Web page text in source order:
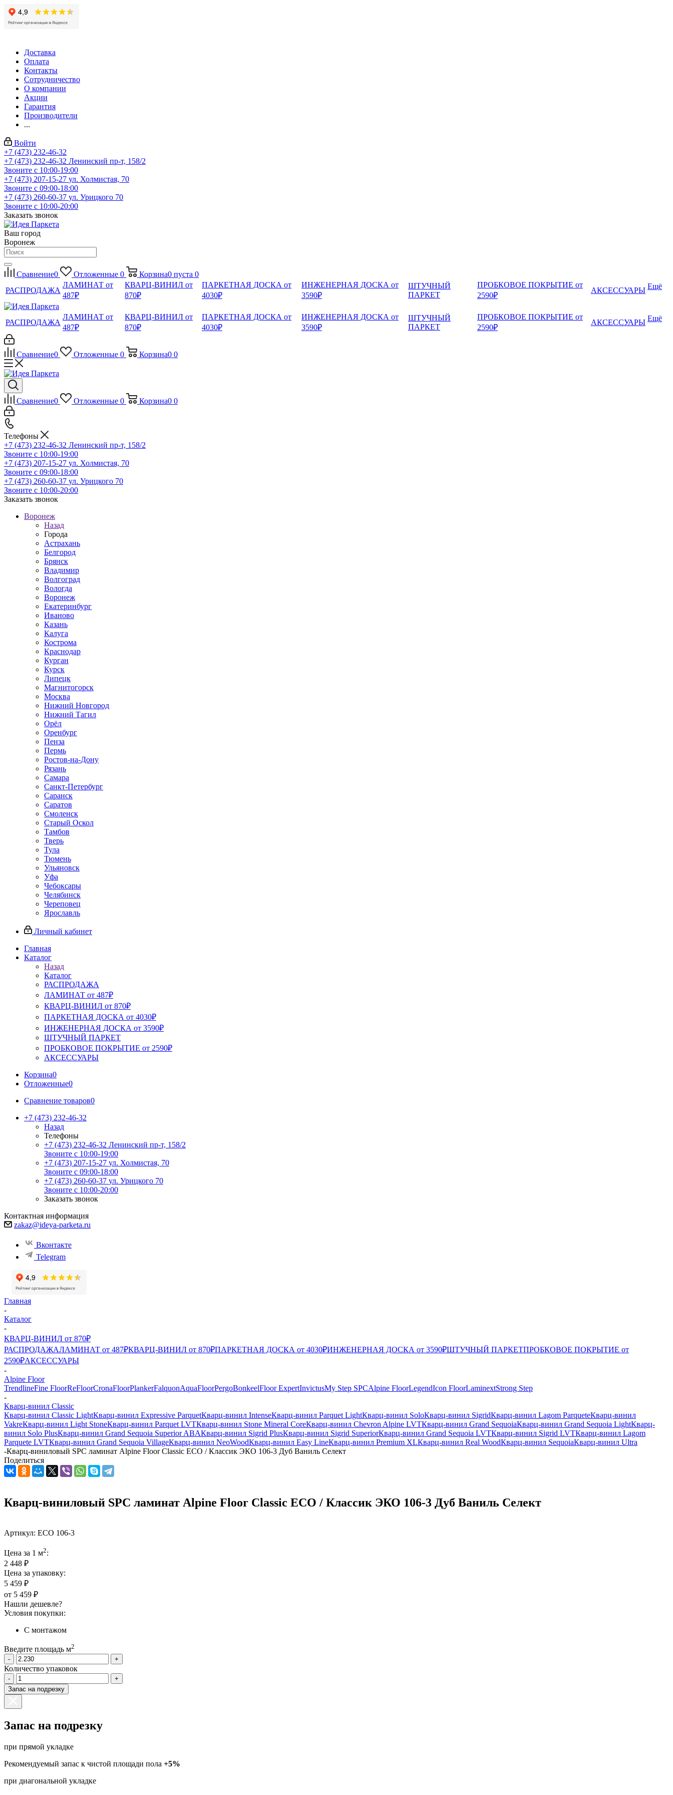
Доставка
Оплата
Контакты
Сотрудничество
О компании
Акции
Гарантия
Производители
...
Войти
+7 (473) 232-46-32
+7 (473) 232-46-32 Ленинский пр-т, 158/2
Звоните с 10:00-19:00
+7 (473) 207-15-27 ул. Холмистая, 70
Звоните с 09:00-18:00
+7 (473) 260-60-37 ул. Урицкого 70
Звоните с 10:00-20:00
Заказать звонок
Ваш город
Воронеж
Сравнение0 Отложенные 0 Корзина0 пуста 0
РАСПРОДАЖА
ЛАМИНАТ от
487₽
КВАРЦ-ВИНИЛ от
870₽
ПАРКЕТНАЯ ДОСКА от
4030₽
ИНЖЕНЕРНАЯ ДОСКА от
3590₽
ШТУЧНЫЙ
ПАРКЕТ
ПРОБКОВОЕ ПОКРЫТИЕ от
2590₽
АКСЕССУАРЫ Ещё
РАСПРОДАЖА
ЛАМИНАТ от
487₽
КВАРЦ-ВИНИЛ от
870₽
ПАРКЕТНАЯ ДОСКА от
4030₽
ИНЖЕНЕРНАЯ ДОСКА от
3590₽
ШТУЧНЫЙ
ПАРКЕТ
ПРОБКОВОЕ ПОКРЫТИЕ от
2590₽
АКСЕССУАРЫ Ещё
Сравнение0 Отложенные 0 Корзина0 0
Сравнение0 Отложенные 0 Корзина0 0
Телефоны
+7 (473) 232-46-32 Ленинский пр-т, 158/2
Звоните с 10:00-19:00
+7 (473) 207-15-27 ул. Холмистая, 70
Звоните с 09:00-18:00
+7 (473) 260-60-37 ул. Урицкого 70
Звоните с 10:00-20:00
Заказать звонок
Воронеж
Назад
Города
Астрахань
Белгород
Брянск
Владимир
Волгоград
Вологда
Воронеж
Екатеринбург
Иваново
Казань
Калуга
Кострома
Краснодар
Курган
Курск
Липецк
Магнитогорск
Москва
Нижний Новгород
Нижний Тагил
Орёл
Оренбург
Пенза
Пермь
Ростов‑на‑Дону
Рязань
Самара
Санкт‑Петербург
Саранск
Саратов
Смоленск
Старый Оскол
Тамбов
Тверь
Тула
Тюмень
Ульяновск
Уфа
Чебоксары
Челябинск
Череповец
Ярославль
Личный кабинет
Главная
Каталог
Назад
Каталог
РАСПРОДАЖА
ЛАМИНАТ от 487₽
КВАРЦ-ВИНИЛ от 870₽
ПАРКЕТНАЯ ДОСКА от 4030₽
ИНЖЕНЕРНАЯ ДОСКА от 3590₽
ШТУЧНЫЙ ПАРКЕТ
ПРОБКОВОЕ ПОКРЫТИЕ от 2590₽
АКСЕССУАРЫ
Корзина0
Отложенные0
Сравнение товаров0
+7 (473) 232-46-32
Назад
Телефоны
+7 (473) 232-46-32 Ленинский пр-т, 158/2
Звоните с 10:00-19:00
+7 (473) 207-15-27 ул. Холмистая, 70
Звоните с 09:00-18:00
+7 (473) 260-60-37 ул. Урицкого 70
Звоните с 10:00-20:00
Заказать звонок
Контактная информация
zakaz@ideya-parketa.ru
Вконтакте
Telegram
Главная
-
Каталог
-
КВАРЦ-ВИНИЛ от 870₽
РАСПРОДАЖАЛАМИНАТ от 487₽КВАРЦ-ВИНИЛ от 870₽ПАРКЕТНАЯ ДОСКА от 4030₽ИНЖЕНЕРНАЯ ДОСКА от 3590₽ШТУЧНЫЙ ПАРКЕТПРОБКОВОЕ ПОКРЫТИЕ от
2590₽АКСЕССУАРЫ
-
Alpine Floor
TrendlineFine FloorReFloorCronaFloorPlankerFalquonAquaFloorPergoBonkeelFloor ExpertInvictusMy Step SPCAlpine FloorLegendIcon FloorLaminextStrong Step
-
Кварц-винил Classic
Кварц-винил Classic LightКварц-винил Expressive ParquetКварц-винил IntenseКварц-винил Parquet LightКварц-винил SoloКварц-винил SigridКварц-винил Lagom ParqueteКварц-винил
VakreКварц-винил Light StoneКварц-винил Parquet LVTКварц-винил Stone Mineral CoreКварц-винил Chevron Alpine LVTКварц-винил Grand SequoiaКварц-винил Grand Sequoia LightКварц-
винил Solo PlusКварц-винил Grand Sequoia Superior ABAКварц-винил Sigrid PlusКварц-винил Sigrid SuperiorКварц-винил Grand Sequoia LVTКварц-винил Sigrid LVTКварц-винил Lagom
Parquete LVTКварц-винил Grand Sequoia VillageКварц-винил NeoWoodКварц-винил Easy LineКварц-винил Premium XLКварц-винил Real WoodКварц-винил SequoiaКварц-винил Ultra
-Кварц-виниловый SPC ламинат Alpine Floor Classic ЕСО / Классик ЭКО 106-3 Дуб Ваниль Селект
Поделиться
Кварц-виниловый SPC ламинат Alpine Floor Classic ЕСО / Классик ЭКО 106-3 Дуб Ваниль Селект
Артикул: ЕСО 106-3
Цена за 1 м2:
2 448 ₽
Цена за упаковку:
5 459 ₽
от 5 459 ₽
Нашли дешевле?
Условия покупки:
С монтажом
Введите площадь м2
-
+
Количество упаковок
-
+
Запас на подрезку
Запас на подрезку
при прямой укладке
Рекомендуемый запас к чистой площади пола +5%
при диагональной укладке